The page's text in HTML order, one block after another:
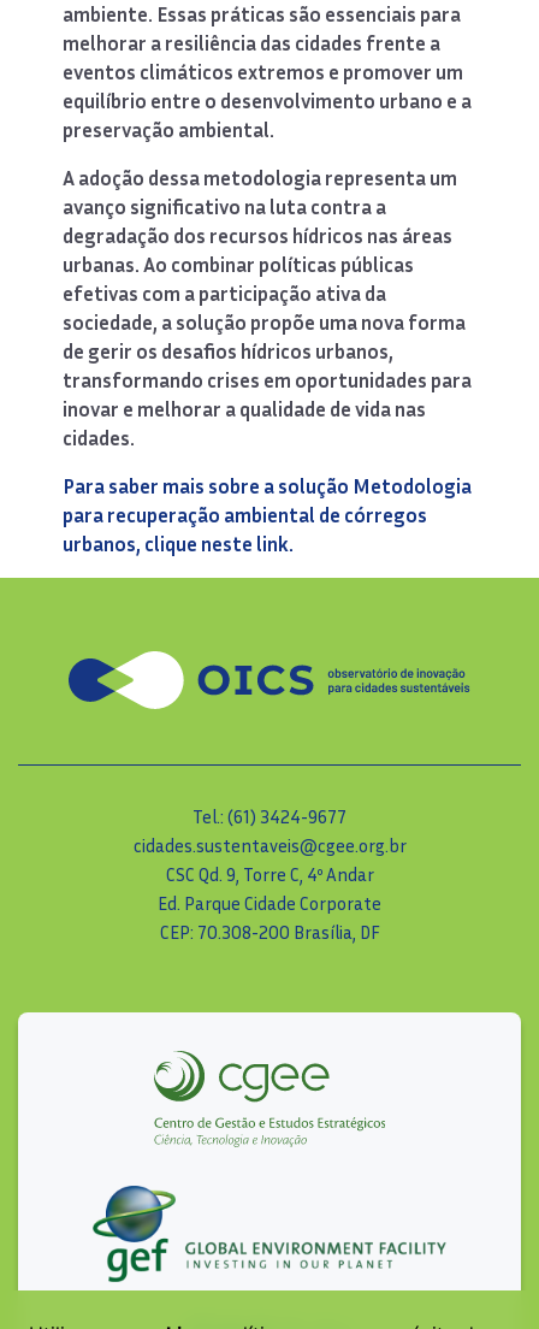
ambiente. Essas práticas são essenciais para
melhorar a resiliência das cidades frente a
eventos climáticos extremos e promover um
equilíbrio entre o desenvolvimento urbano e a
preservação ambiental.
A adoção dessa metodologia representa um
avanço significativo na luta contra a
degradação dos recursos hídricos nas áreas
urbanas. Ao combinar políticas públicas
efetivas com a participação ativa da
sociedade, a solução propõe uma nova forma
de gerir os desafios hídricos urbanos,
transformando crises em oportunidades para
inovar e melhorar a qualidade de vida nas
cidades.
Para saber mais sobre a solução Metodologia
para recuperação ambiental de córregos
urbanos, clique neste link.
Tel.: (61) 3424-9677
cidades.sustentaveis@cgee.org.br
CSC Qd. 9, Torre C, 4º Andar
Ed. Parque Cidade Corporate
CEP: 70.308-200 Brasília, DF